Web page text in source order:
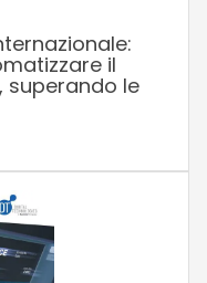
il
superando le